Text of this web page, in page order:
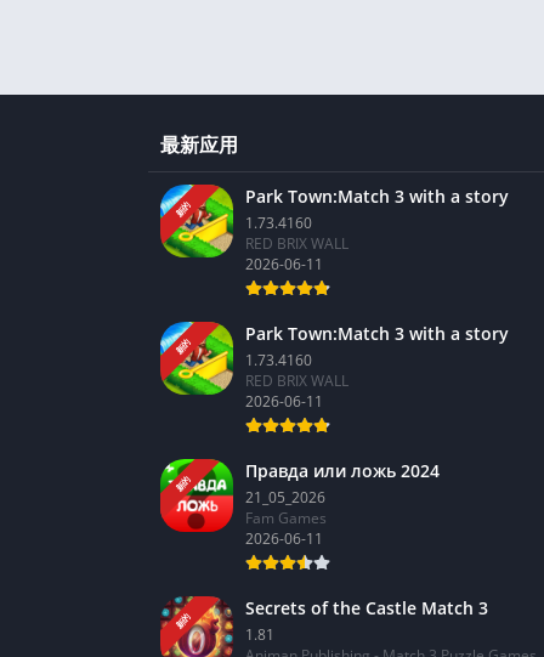
最新应用
新的
Park Town:Match 3 with a story
1.73.4160
RED BRIX WALL
2026-06-11
新的
Park Town:Match 3 with a story
1.73.4160
RED BRIX WALL
2026-06-11
新的
Правда или ложь 2024
21_05_2026
Fam Games
2026-06-11
新的
Secrets of the Castle Match 3
1.81